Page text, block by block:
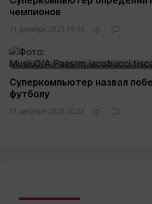
чемпионов
11 декабря 2025 19:55
Суперкомпьютер назвал
футболу
01 декабря 2025 20:22